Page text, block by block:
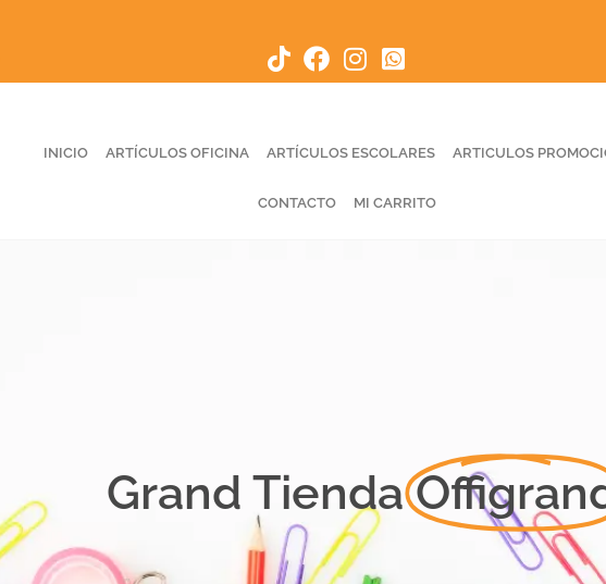
INICIO ARTÍCULOS OFICINA ARTÍCULOS ESCOLARES ARTICULOS
CONTACTO MI CARRITO
Grand Tienda